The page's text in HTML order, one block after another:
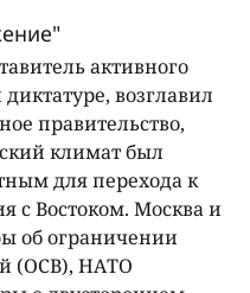
активного
возглавил
правительство,
климат был
для перехода к
с Востоком. Москва и
об ограничении
(ОСВ), НАТО